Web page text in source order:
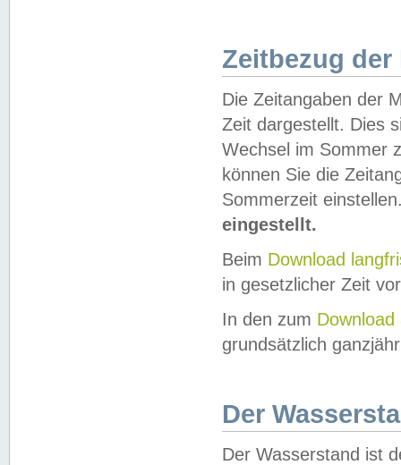
Zeitbezug der
Die Zeitangaben der
Zeit dargestellt. Dies
Wechsel im Sommer
können Sie die
Sommerzeit
eingestellt.
Beim Download
in gesetzlicher Zeit
In den zum Download
grundsätzlich
Der
Der Wasserstand ist